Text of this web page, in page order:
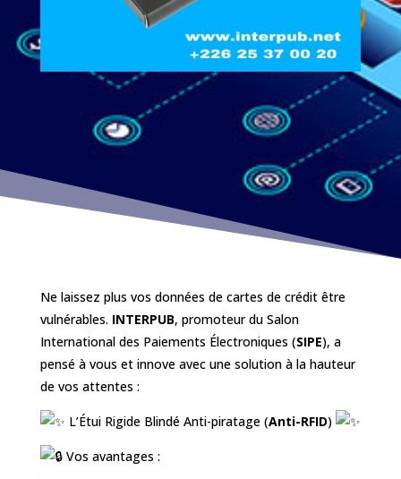
Ne laissez plus vos données de cartes de crédit être
vulnérables. INTERPUB, promoteur du Salon
International des Paiements Électroniques (SIPE), a
pensé à vous et innove avec une solution à la hauteur
de vos attentes :
L’Étui Rigide Blindé Anti-piratage (Anti-RFID)
Vos avantages :